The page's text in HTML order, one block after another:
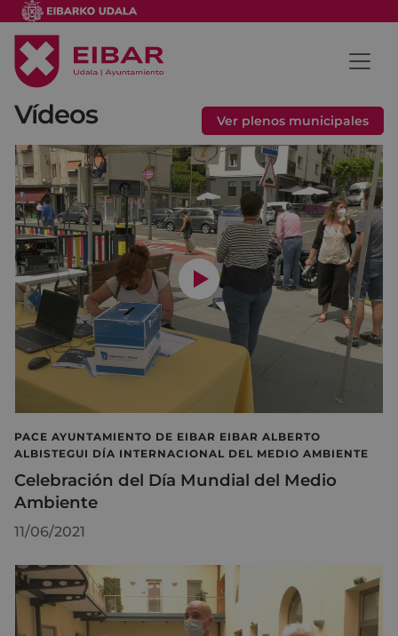
Vídeos Ver plenos municipales
PACE AYUNTAMIENTO DE EIBAR EIBAR ALBERTO
ALBISTEGUI DÍA INTERNACIONAL DEL MEDIO AMBIENTE
Celebración del Día Mundial del Medio
Ambiente
11/06/2021